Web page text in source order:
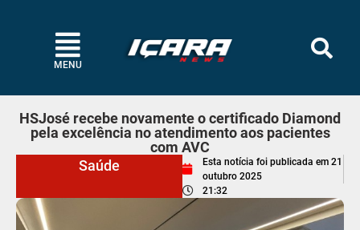
MENU
HSJosé recebe novamente o certificado Diamond
pela excelência no atendimento aos pacientes
com AVC
Saúde
Esta notícia foi publicada em 21
outubro 2025
21:32